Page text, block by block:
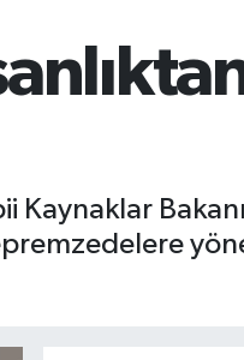
Kaynaklar